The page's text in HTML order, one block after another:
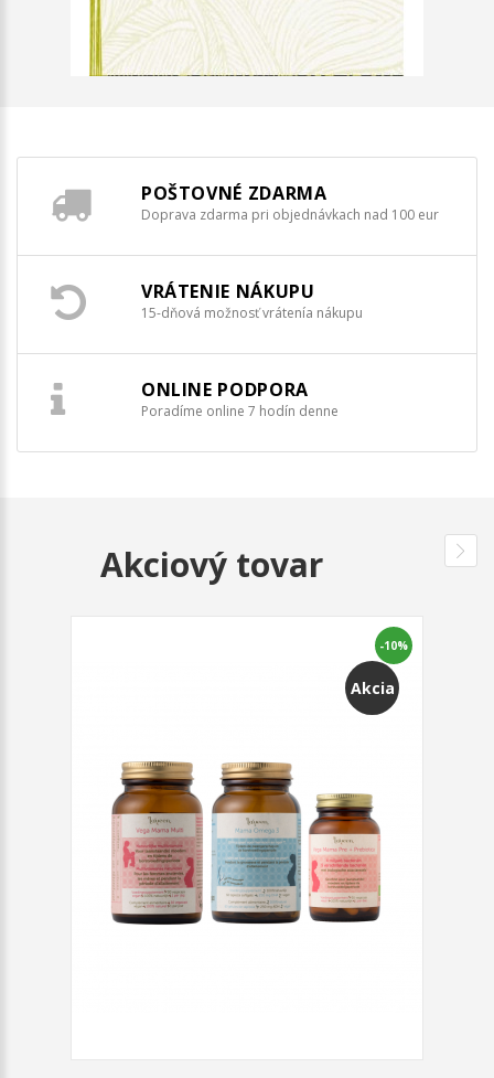
POŠTOVNÉ ZDARMA
Doprava zdarma pri objednávkach nad 100 eur
VRÁTENIE NÁKUPU
15-dňová možnosť vrátenía nákupu
ONLINE PODPORA
Poradíme online 7 hodín denne
Akciový tovar
Akcia
-10%